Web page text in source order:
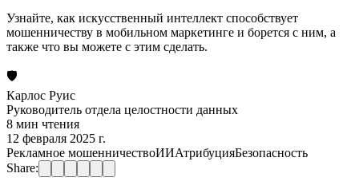
Узнайте, как искусственный интеллект способствует
мошенничеству в мобильном маркетинге и борется с ним, а
также что вы можете с этим сделать.
🛡️
Карлос Руис
Руководитель отдела целостности данных
8 мин чтения
12 февраля 2025 г.
Рекламное мошенничествоИИАтрибуцияБезопасность
Share: